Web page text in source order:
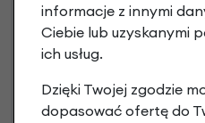
Niniejsza propozycja nie
66 Kodeksu Cywilnego.
i przyznaniu kredytu
zdolności kredytowej.
informacje z innymi
Ciebie lub uzyskanymi
ich usług.
Dzięki Twojej zgodzie
dopasować ofertę do